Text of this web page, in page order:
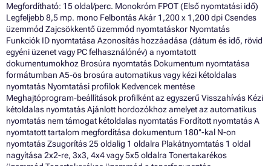
Megfordítható: 15 oldal/perc. Monokróm FPOT (Első nyomtatási idő)
Legfeljebb 8,5 mp. mono Felbontás Akár 1,200 x 1,200 dpi Csendes
üzemmód Zajcsökkentő üzemmód nyomtatáskor Nyomtatás
Funkciók ID nyomtatása Azonosítás hozzáadása (dátum és idő, rövid
egyéni üzenet vagy PC felhasználónév) a nyomtatott
dokumentumokhoz Brosúra nyomtatás Dokumentum nyomtatása
formátumban A5-ös brosúra automatikus vagy kézi kétoldalas
nyomtatás Nyomtatási profilok Kedvencek mentése
Meghajtóprogram-beállítások profilként az egyszerű Visszahívás Kézi
kétoldalas nyomtatás Ajánlott hordozókhoz amelyet az automatikus
nyomtatás nem támogat kétoldalas nyomtatás Fordított nyomtatás A
nyomtatott tartalom megfordítása dokumentum 180°-kal N-on
nyomtatás Zsugorítás 25 oldalig 1 oldalra Plakátnyomtatás 1 oldal
nagyítása 2x2-re, 3x3, 4x4 vagy 5x5 oldalra Tonertakarékos